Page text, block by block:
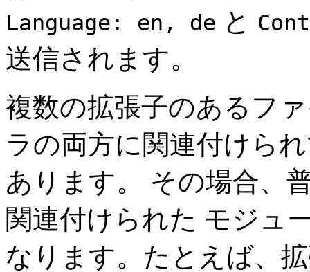
Language: en, de と
送信されます。
複数の拡張子のあるフ
ラの両方に関連付けら
あります。 その場合、
関連付けられた モジュ
なります。たとえば、